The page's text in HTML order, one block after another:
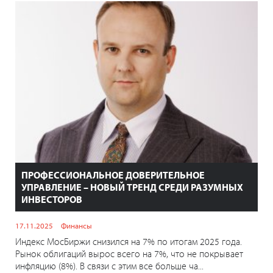
ПРОФЕССИОНАЛЬНОЕ ДОВЕРИТЕЛЬНОЕ
УПРАВЛЕНИЕ – НОВЫЙ ТРЕНД СРЕДИ РАЗУМНЫХ
ИНВЕСТОРОВ
17.11.2025 Финансы
Индекс МосБиржи снизился на 7% по итогам 2025 года.
Рынок облигаций вырос всего на 7%, что не покрывает
инфляцию (8%). В связи с этим все больше ча...